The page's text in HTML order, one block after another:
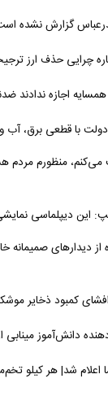
گزارش نشده است؛ ۱۵
چرایی حذف ارز
اجازه ندادند
با قطعی برق، آب
منظورم مردم
این دیپلماسی
دیدارهای صمیمانه
کمبود ذخایر
دانش‌آموز
شد| هر کیلو